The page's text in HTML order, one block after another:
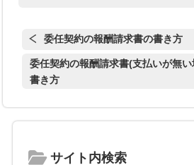
委任契約の報酬請求書の書き方
委任契約の報酬請求書(支払いが無
書き方
サイト内検索